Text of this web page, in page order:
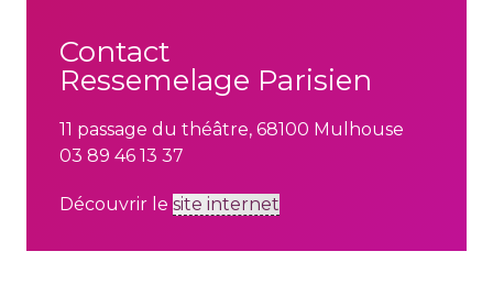
Contact
Ressemelage Parisien
11 passage du théâtre, 68100 Mulhouse
03 89 46 13 37
Découvrir le site internet